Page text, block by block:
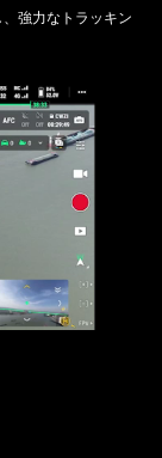
強力なトラッキン